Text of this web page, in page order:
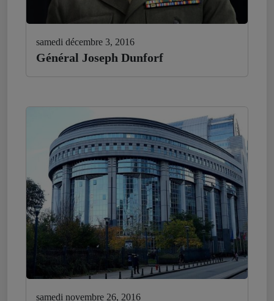
samedi décembre 3, 2016
Général Joseph Dunforf
samedi novembre 26, 2016